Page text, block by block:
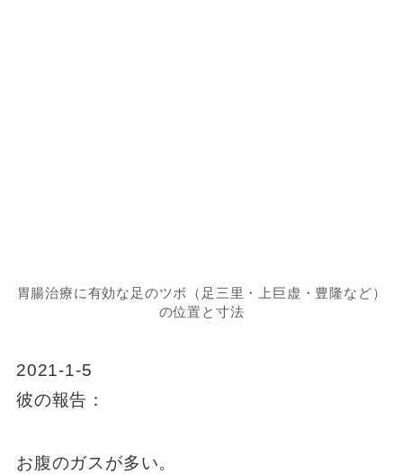
胃腸治療に有効な足のツボ（足三里・上巨虚・豊隆など）
の位置と寸法
2021-1-5
彼の報告：
お腹のガスが多い。